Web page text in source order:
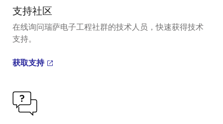
支持社区
在线询问瑞萨电子工程社群的技术人员，快速获得技术
支持。
获取支持